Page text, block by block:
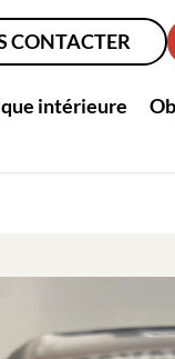
intérieure
CONTACTER